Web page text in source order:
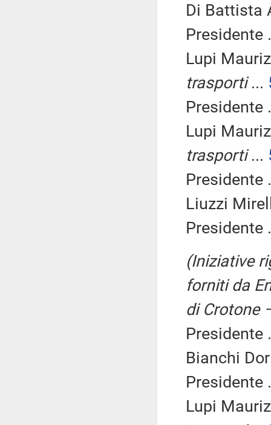
Di Battista
Presidente
Lupi
trasporti...
Presidente
Lupi
trasporti...
Presidente
Liuzzi
Presidente
(Iniziative
forniti da
di Crotone
Presidente
Bianchi
Presidente
Lupi